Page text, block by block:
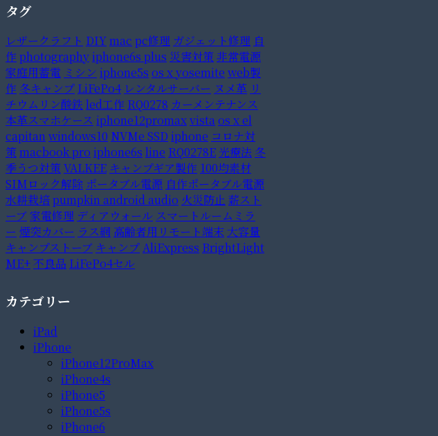
タグ
レザークラフト DIYmac pc修理 ガジェット修理 自
作 photography iphone6s plus 災害対策非常電源
家庭用蓄電 ミシン iphone5s os x yosemite web製
作 冬キャンプ LiFePo4 レンタルサーバー ヌメ革 リ
チウムリン酸鉄 led工作 RQ0278 カーメンテナンス
本革スマホケース iphone12promaxvistaos x el
capitanwindows10 NVMe SSD iphone コロナ対
策macbook pro iphone6s line RQ0278E 光療法 冬
季うつ対策VALKEE キャンプギア製作 100均素材
SIMロック解除 ポータブル電源 自作ポータブル電源
水耕栽培pumpkin android audio 火災防止 薪スト
ーブ家電修理 ディアウォール スマートルームミラ
ー 煙突カバー ラス網 高齢者用リモート端末大容量
キャンプストーブ キャンプAliExpress BrightLight
ME+不良品 LiFePo4セル
カテゴリー
iPad
iPhone
iPhone12ProMax
iPhone4s
iPhone5
iPhone5s
iPhone6